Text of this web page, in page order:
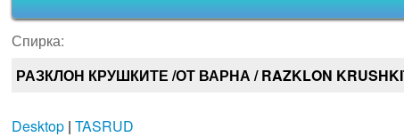
Спирка:
РАЗКЛОН КРУШКИТЕ /ОТ ВАРНА / RAZKLON
Desktop| TASRUD